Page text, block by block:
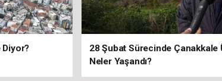
Diyor?
28 Şubat Sürecinde
Neler Yaşandı?